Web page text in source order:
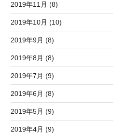
2019年11月 (8)
2019年10月 (10)
2019年9月 (8)
2019年8月 (8)
2019年7月 (9)
2019年6月 (8)
2019年5月 (9)
2019年4月 (9)